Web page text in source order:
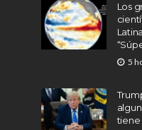
Los
5
tiene